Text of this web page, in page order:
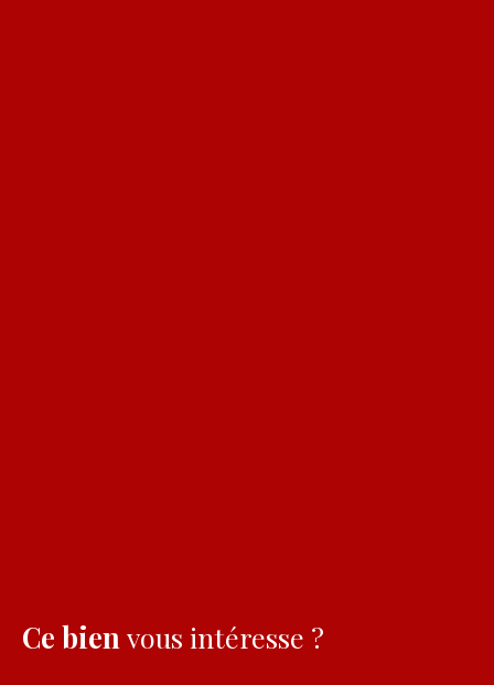
Ce bien vous intéresse ?